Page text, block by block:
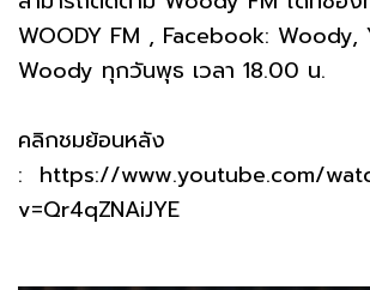
WOODY FM , Facebook: Woody,
Woody ทุกวันพุธ เวลา 18.00 น.
คลิกชมย้อนหลัง
: https://www.youtube.com/
v=Qr4qZNAiJYE